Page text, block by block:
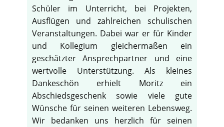
Schüler im Unterricht, bei Projekten,
Ausflügen und zahlreichen schulischen
Veranstaltungen. Dabei war er für Kinder
und Kollegium gleichermaßen ein
geschätzter Ansprechpartner und eine
wertvolle Unterstützung. Als kleines
Dankeschön erhielt Moritz ein
Abschiedsgeschenk sowie viele gute
Wünsche für seinen weiteren Lebensweg.
Wir bedanken uns herzlich für seinen